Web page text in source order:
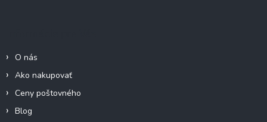
O nás
Ako nakupovať
Ceny poštovného
Blog